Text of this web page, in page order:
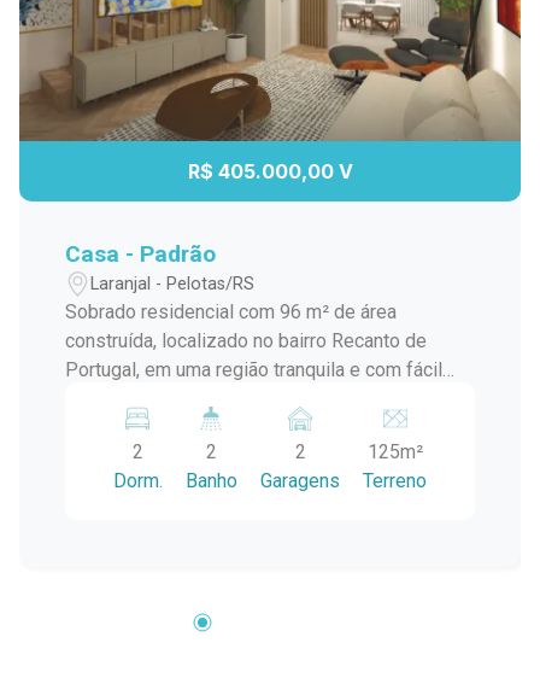
R$ 405.000,00 V
Casa - Padrão
Laranjal - Pelotas/RS
Sobrado residencial com 96 m² de área
construída, localizado no bairro Recanto de
Portugal, em uma região tranquila e com fácil
O imóvel possui, no pavimento térreo, sala de
estar integrada à cozinha americana, lavabo e
acesso ao pátio nos fundos, que conta com
forma paralela em frente ao imóvel. Destaque
2
Dorm.
2
Banho
2
Garagens
125m²
Terreno